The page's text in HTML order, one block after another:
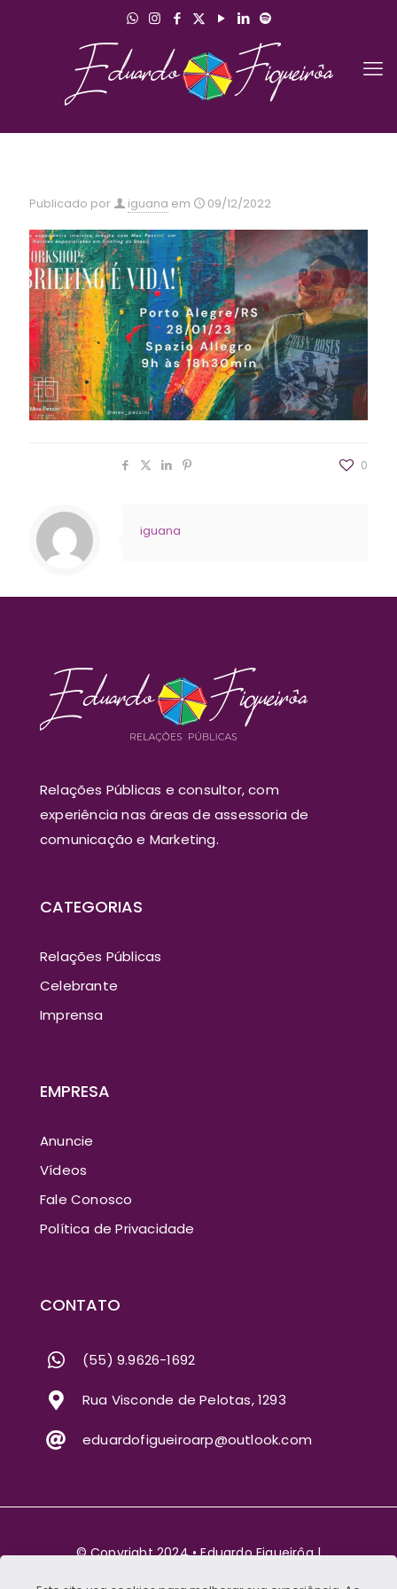
Publicado por iguana em 09/12/2022
0
iguana
Relações Públicas e consultor, com
experiência nas áreas de assessoria de
comunicação e Marketing.
CATEGORIAS
Relações Públicas
Celebrante
Imprensa
EMPRESA
Anuncie
Vídeos
Fale Conosco
Política de Privacidade
CONTATO
(55) 9.9626-1692
Rua Visconde de Pelotas, 1293
eduardofigueiroarp@outlook.com
© Copyright 2024 • Eduardo Figueirôa |